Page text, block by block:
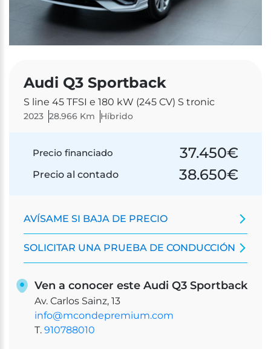
Audi Q3 Sportback
S line 45 TFSI e 180 kW (245 CV) S tronic
2023 28.966 Km Híbrido
Precio financiado 37.450€
Precio al contado 38.650€
AVÍSAME SI BAJA DE PRECIO
SOLICITAR UNA PRUEBA DE CONDUCCIÓN
Ven a conocer este Audi Q3 Sportback
Av. Carlos Sainz, 13
info@mcondepremium.com
T. 910788010